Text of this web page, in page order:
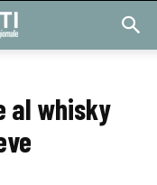
al whisky